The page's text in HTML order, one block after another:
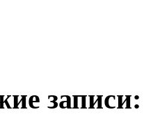
записи: